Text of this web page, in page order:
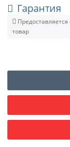
Гарантия
товар